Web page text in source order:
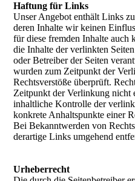
Haftung für Links
Unser Angebot enthält Links
deren Inhalte wir keinen
für diese fremden Inhalte auch
die Inhalte der verlinkten
oder Betreiber der Seiten
wurden zum Zeitpunkt der
Rechtsverstöße überprüft.
Zeitpunkt der Verlinkung nicht
inhaltliche Kontrolle der
konkrete Anhaltspunkte einer
Bei Bekanntwerden von
derartige Links umgehend
Urheberrecht